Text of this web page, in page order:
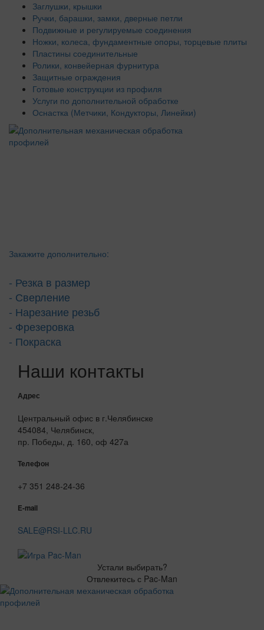
Заглушки, крышки
Ручки, барашки, замки, дверные петли
Подвижные и регулируемые соединения
Ножки, колеса, фундаментные опоры, торцевые плиты
Пластины соединительные
Ролики, конвейерная фурнитура
Защитные ограждения
Готовые конструкции из профиля
Услуги по дополнительной обработке
Оснастка (Метчики, Кондукторы, Линейки)
Закажите дополнительно:
- Резка в размер
- Сверление
- Нарезание резьб
- Фрезеровка
- Покраска
Наши контакты
Адрес
Центральный офис в г.Челябинске
454084, Челябинск,
пр. Победы, д. 160, оф 427а
Телефон
+7 351 248-24-36
E-mail
SALE@RSI-LLC.RU
Устали выбирать?
Отвлекитесь с Pac-Man